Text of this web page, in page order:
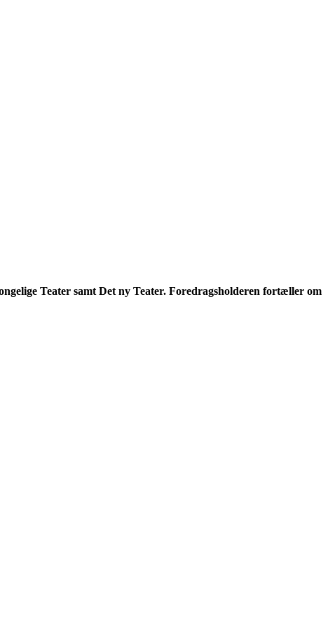
Teater samt Det ny Teater. Foredragsholderen fortæller om